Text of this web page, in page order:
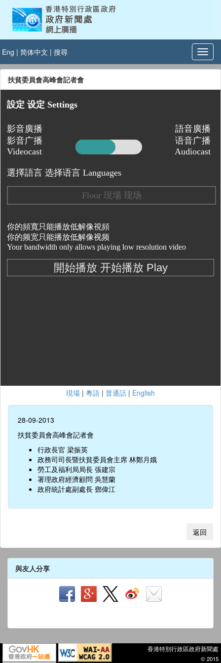
Eng | 简体中文 | 搜尋
扶貧委員會高峰會記者會
現場 | 粵語 | 普通話 | English
28-09-2013
扶貧委員會高峰會記者會
行政長官 梁振英
政務司司長暨扶貧委員會主席 林鄭月娥
勞工及福利局局長 張建宗
署理政府經濟顧問 吳慧蘭
政府統計處副處長 鄧偉江
返回
與友人分享
香港特別行政區政府新聞處
© 2015